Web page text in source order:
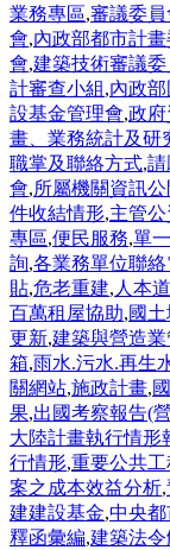
業務專區,審議委員
會,內政部都市計
會,建築技術審議委
計審查小組,內政
設基金管理會,政府
畫、業務統計及研
職掌及聯絡方式,請
會,所屬機關資訊公
件收結情形,主管公
專區,便民服務,單
詢,各業務單位聯
貼,危老重建, 人本
百萬租屋協助,國
更新,建築與營造業
箱,雨水.污水.再生
關網站,施政計畫,
果,出國考察報告(
大陸計畫執行情形
行情形,重要公共
案之成本效益分析,
建建設基金,中央
釋函彙編,建築法